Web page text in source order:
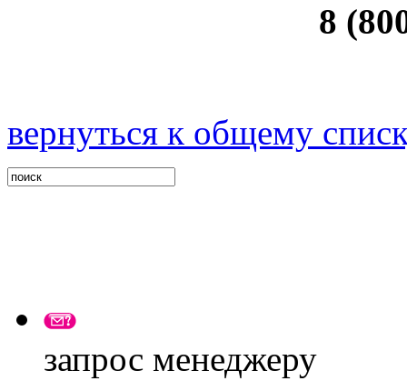
8
вернуться к общему
запрос менеджеру